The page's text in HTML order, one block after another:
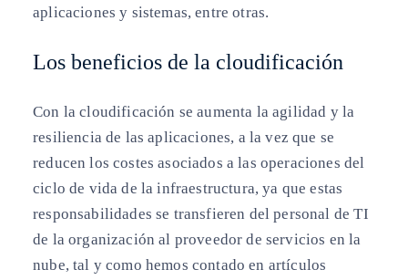
aplicaciones y sistemas, entre otras.
Los beneficios de la cloudificación
Con la cloudificación se aumenta la agilidad y la
resiliencia de las aplicaciones, a la vez que se
reducen los costes asociados a las operaciones del
ciclo de vida de la infraestructura, ya que estas
responsabilidades se transfieren del personal de TI
de la organización al proveedor de servicios en la
nube, tal y como hemos contado en artículos